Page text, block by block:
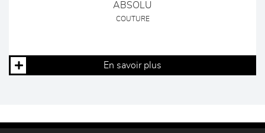
ABSOLU
COUTURE
En savoir plus